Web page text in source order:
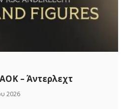
– Άντερλεχτ
2026